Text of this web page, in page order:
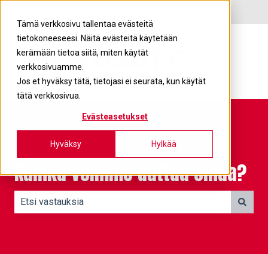
Tämä verkkosivu tallentaa evästeitä
tietokoneeseesi. Näitä evästeitä käytetään
kerämään tietoa siitä, miten käytät
verkkosivuamme.
Jos et hyväksy tätä, tietojasi ei seurata, kun käytät
tätä verkkosivua.
Evästeasetukset
Hyväksy Hylkää
Kuinka voimme auttaa sinua?